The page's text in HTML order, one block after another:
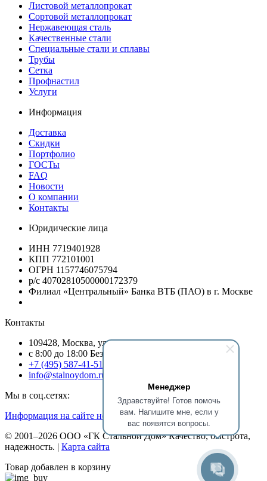
Менеджер
Здравствуйте! Готов помочь
вам. Напишите мне, если у
вас появятся вопросы.
Листовой металлопрокат
Сортовой металлопрокат
Нержавеющая сталь
Качественные стали
Специальные стали и сплавы
Трубы
Сетка
Профнастил
Услуги
Информация
Доставка
Скидки
Портфолио
ГОСТы
FAQ
Новости
О компании
Контакты
Юридические лица
ИНН 7719401928
КПП 772101001
ОГРН 1157746075794
р/с 40702810500000172379
Филиал «Центральный» Банка ВТБ (ПАО) в г. Москве
Контакты
109428, Москва, ул.Стахановская, д.19/54, оф.13
c 8:00 до 18:00 Без выходных
+7 (495) 587-41-51
info@stalnoydom.ru
Мы в соц.сетях:
Информация на сайте не является публичной офертой!
© 2001–2026 ООО «ГК Стальной Дом» Качество, быстрота,
надежность. | Карта сайта
Товар добавлен в корзину